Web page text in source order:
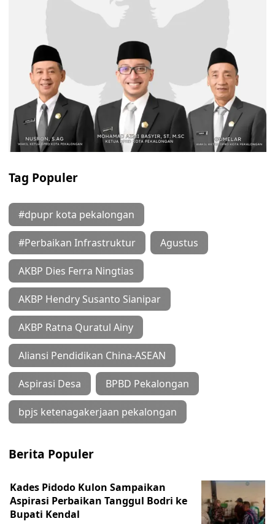
Tag Populer
#dpupr kota pekalongan
#Perbaikan Infrastruktur Agustus
AKBP Dies Ferra Ningtias
AKBP Hendry Susanto Sianipar
AKBP Ratna Quratul Ainy
Aliansi Pendidikan China-ASEAN
Aspirasi Desa BPBD Pekalongan
bpjs ketenagakerjaan pekalongan
Berita Populer
Kades Pidodo Kulon Sampaikan
Aspirasi Perbaikan Tanggul Bodri ke
Bupati Kendal